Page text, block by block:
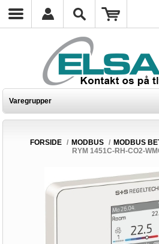
Varegrupper
FORSIDE / MODBUS / MODBUS
RYM 1451C-RH-CO2-